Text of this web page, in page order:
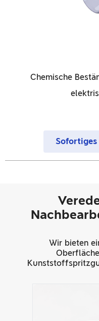
Chemische
Wir bieten